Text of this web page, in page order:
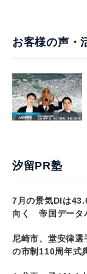
お客様の声・
汐留PR塾
7月の景気DIは
向く 帝国データ
尼崎市、堂安律
の市制110周年式